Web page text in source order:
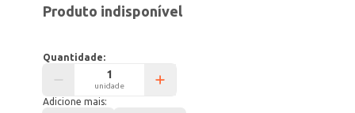
Produto indisponível
Quantidade:
unidade
Adicione mais: